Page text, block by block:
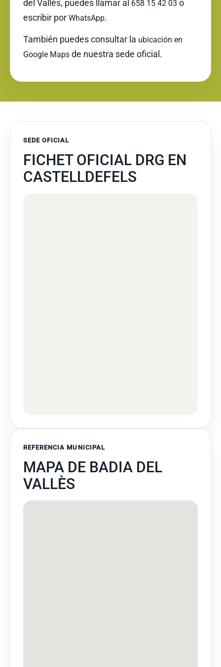
del Vallès, puedes llamar al 658 15 42 03 o
escribir por WhatsApp.
También puedes consultar la ubicación en
Google Maps de nuestra sede oficial.
SEDE OFICIAL
FICHET OFICIAL DRG EN
CASTELLDEFELS
REFERENCIA MUNICIPAL
MAPA DE BADIA DEL
VALLÈS